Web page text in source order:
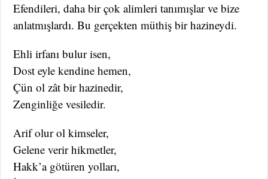
Efendileri, daha bir çok alimleri tanımışlar ve bize
anlatmışlardı. Bu gerçekten müthiş bir hazineydi.
Ehli irfanı bulur isen,
Dost eyle kendine hemen,
Çün ol zât bir hazinedir,
Zenginliğe vesiledir.
Arif olur ol kimseler,
Gelene verir hikmetler,
Hakk’a götüren yolları,